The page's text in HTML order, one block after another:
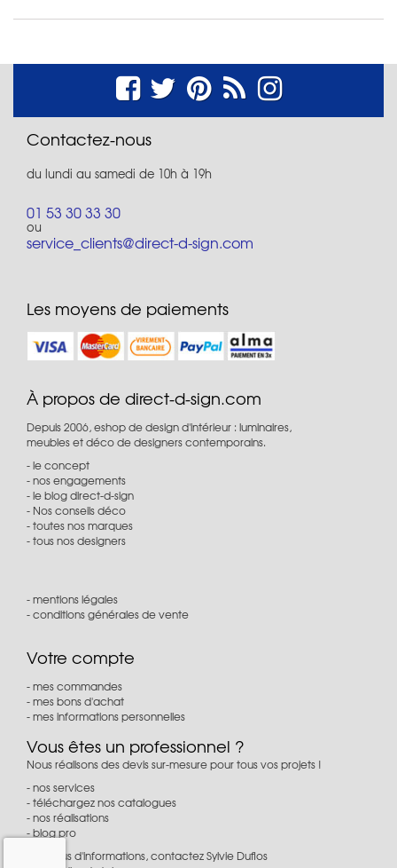
Contactez-nous
du lundi au samedi de 10h à 19h
01 53 30 33 30
ou
service_clients@direct-d-sign.com
Les moyens de paiements
À propos de direct-d-sign.com
Depuis 2006, eshop de design d'intérieur : luminaires,
meubles et déco de designers contemporains.
le concept
nos engagements
le blog direct-d-sign
Nos conseils déco
toutes nos marques
tous nos designers
mentions légales
conditions générales de vente
Votre compte
mes commandes
mes bons d'achat
mes informations personnelles
Vous êtes un professionnel ?
Nous réalisons des devis sur-mesure pour tous vos projets !
nos services
téléchargez nos catalogues
nos réalisations
blog pro
Pour plus d'informations, contactez Sylvie Duflos